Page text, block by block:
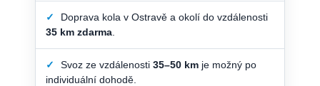
✓
Doprava kola v Ostravě a okolí do vzdálenosti
35 km zdarma
✓ Svoz ze vzdálenosti 35–50 km je možný po
individuální dohodě.